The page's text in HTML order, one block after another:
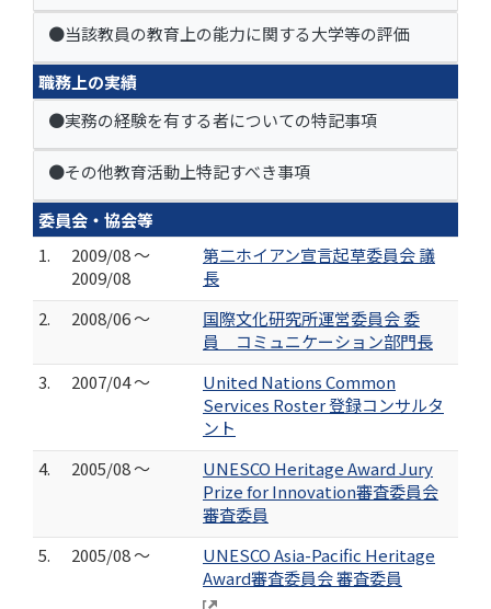
●当該教員の教育上の能力に関する大学等の評価
職務上の実績
●実務の経験を有する者についての特記事項
●その他教育活動上特記すべき事項
委員会・協会等
1.
2009/08 ～
2009/08
第二ホイアン宣言起草委員会 議
長
2.
2008/06 ～
国際文化研究所運営委員会 委
員 コミュニケーション部門長
3.
2007/04 ～
United Nations Common
Services Roster 登録コンサルタ
ント
4.
2005/08 ～
UNESCO Heritage Award Jury
Prize for Innovation審査委員会
審査委員
5.
2005/08 ～
UNESCO Asia-Pacific Heritage
Award審査委員会 審査委員